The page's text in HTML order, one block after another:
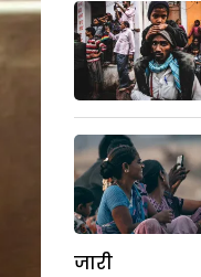
जारी